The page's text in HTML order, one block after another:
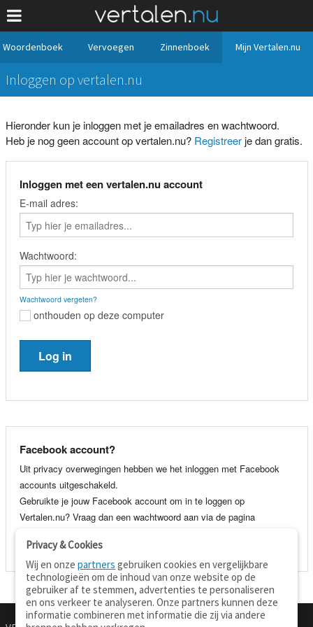
Woordenboek Vervoegen Zinnenboek Mijn Vertalen.nu
Inloggen op vertalen.nu
Hieronder kun je inloggen met je emailadres en wachtwoord.
Heb je nog geen account op vertalen.nu? Registreerje dan gratis.
Inloggen met een vertalen.nu account
E-mail adres:
Wachtwoord:
Wachtwoord vergeten?
onthouden op deze computer
Facebook account?
Uit privacy overwegingen hebben we het inloggen met Facebook
accounts uitgeschakeld.
Gebruikte je jouw Facebook account om in te loggen op
Vertalen.nu? Vraag dan een wachtwoord aan via de pagina
je e-mail adres en wachtwoord.
Privacy & Cookies
Wij en onzepartners gebruiken cookies en vergelijkbare
technologieën om de inhoud van onze website op de
gebruiker af te stemmen, advertenties te personaliseren
en ons verkeer te analyseren. Onze partners kunnen deze
informatie combineren met informatie die zij via andere